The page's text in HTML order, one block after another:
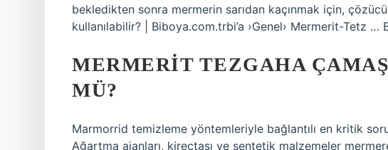
bekledikten sonra mermerin sarıdan kaçınmak için,
kullanılabilir? | Biboya.com.trbi’a ›Genel› Mermerit-Tetz …
MERMERIT TEZGAHA
MÜ?
Marmorrid temizleme yöntemleriyle bağlantılı en kritik
Ağartma ajanları, kireçtaşı ve sentetik malzemeler